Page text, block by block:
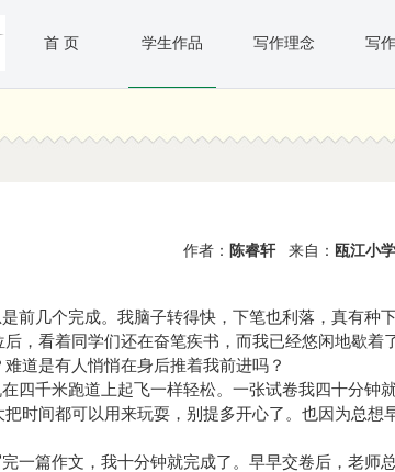
首 页 学生作品 写作理念 写
作者： 陈睿轩来自： 瓯江小
前几个完成。我脑子转得快，下笔也利落，真有种
，看着同学们还在奋笔疾书，而我已经悠闲地歇着
道是有人悄悄在身后推着我前进吗？
四千米跑道上起飞一样轻松。一张试卷我四十分钟就
时间都可以用来玩耍，别提多开心了。也因为总想
一篇作文，我十分钟就完成了。早早交卷后，老师